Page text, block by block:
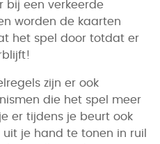
bij een verkeerde
worden de kaarten
het spel door totdat er
zijn er ook
die het spel meer
er tijdens je beurt ook
je hand te tonen in ruil